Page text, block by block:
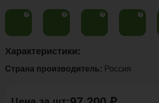
? ? ? ?
Характеристики:
Страна производитель: Россия